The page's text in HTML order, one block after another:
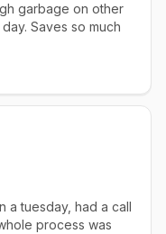
garbage on other
Saves so much
a tuesday, had a call
process was